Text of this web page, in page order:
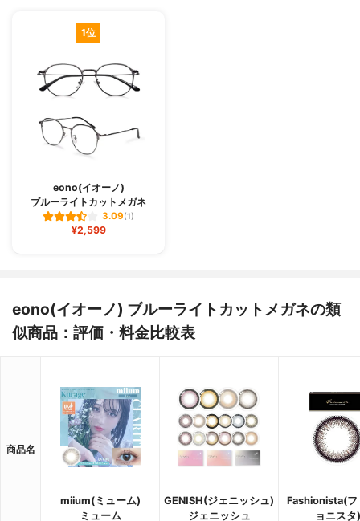
1位
eono(イオーノ)
ブルーライトカットメガネ
3.09(1)
¥2,599
eono(イオーノ) ブルーライトカットメガネの類
似商品：評価・料金比較表
商品名
miium(ミューム)
ミューム
GENISH(ジェニッシュ)
ジェニッシュ
Fashionista(フ
ョニスタ)